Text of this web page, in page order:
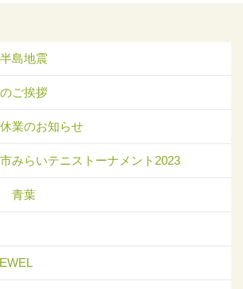
島地震
ご挨拶
業のお知らせ
みらいテニストーナメント2023
青葉